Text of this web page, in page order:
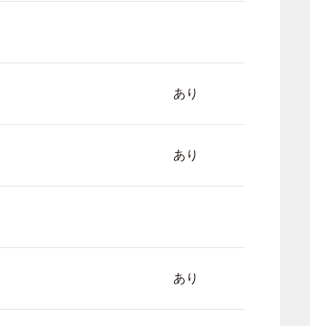
あり
あり
あり